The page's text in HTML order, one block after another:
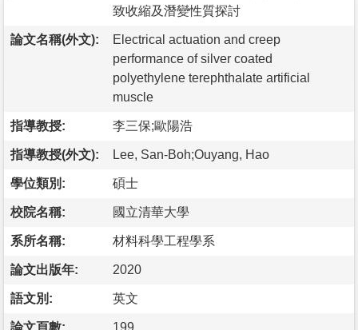
致收縮及潛變性質探討
論文名稱(外文):
Electrical actuation and creep
performance of silver coated
polyethylene terephthalate artificial
muscle
指導教授: 李三保;歐陽浩
指導教授(外文): Lee, San-Boh;Ouyang, Hao
學位類別: 碩士
校院名稱: 國立清華大學
系所名稱: 材料科學工程學系
論文出版年: 2020
語文別: 英文
論文頁數: 199